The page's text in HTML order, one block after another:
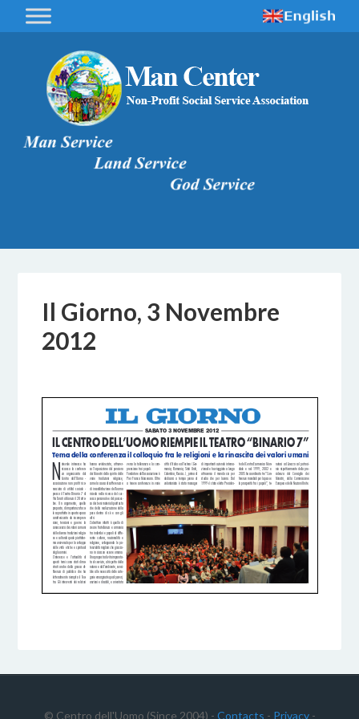
Il Giorno, 3 Novembre
2012
© Centro dell'Uomo (Since 2004) - Contacts - Privacy-